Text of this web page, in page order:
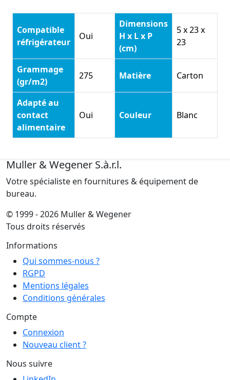
Compatible
réfrigérateur
Oui
Dimensions
H x L x P
(cm)
5 x 23 x
23
Grammage
(gr/m2)
275 Matière Carton
Adapté au
contact
alimentaire
Oui Couleur Blanc
Muller & Wegener S.à.r.l.
Votre spécialiste en fournitures & équipement de
bureau.
© 1999 - 2026 Muller & Wegener
Tous droits réservés
Informations
Qui sommes-nous ?
RGPD
Mentions légales
Conditions générales
Compte
Connexion
Nouveau client ?
Nous suivre